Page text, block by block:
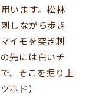
います。松林
しながら歩き
イモを突き刺
先には白いチ
、そこを掘り上
ホド）